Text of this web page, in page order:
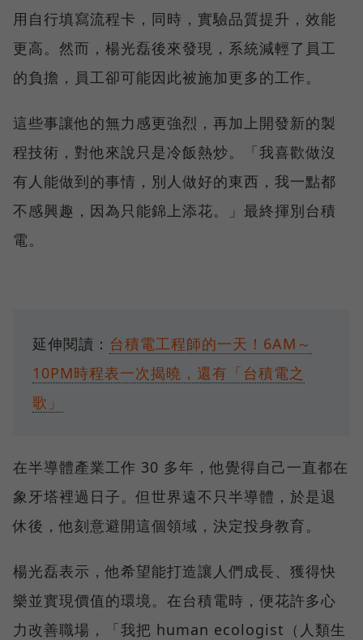
用自行填寫流程卡，同時，實驗品質提升，效能
更高。然而，楊光磊後來發現，系統減輕了員工
的負擔，員工卻可能因此被施加更多的工作。
這些事讓他的無力感更強烈，再加上開發新的製
程技術，對他來說只是冷飯熱炒。「我喜歡做沒
有人能做到的事情，別人做好的東西，我一點都
不感興趣，因為只能錦上添花。」最終揮別台積
電。
延伸閱讀： 台積電工程師的一天！6AM～
10PM時程表一次揭曉，還有「台積電之
歌」
在半導體產業工作 30 多年，他覺得自己一直都在
象牙塔裡過日子。但世界遠不只半導體，於是退
休後，他刻意避開這個領域，決定投身教育。
楊光磊表示，他希望能打造讓人們成長、獲得快
樂並實現價值的環境。在台積電時，便花許多心
力改善職場，「我把 human ecologist（人類生